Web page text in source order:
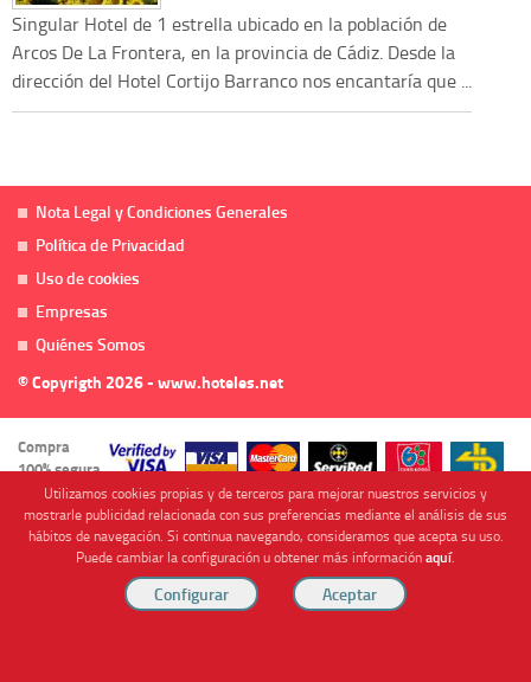
Singular Hotel de 1 estrella ubicado en la población de
Arcos De La Frontera, en la provincia de Cádiz. Desde la
dirección del Hotel Cortijo Barranco nos encantaría que ...
Nota Legal y Condiciones Generales
Política de Privacidad
Uso de cookies
Empresas
Quiénes Somos
© Copyrigth 2026 - www.hoteles.net
Compra
100% segura
Cofinanciado por
Utilizamos cookies propias y de terceros para mejorar nuestros servicios y
mostrarle publicidad relacionada con sus preferencias mediante el análisis de sus
hábitos de navegación. Si continua navegando, consideramos que acepta su uso.
Puede cambiar la configuración u obtener más informaciónaquí.